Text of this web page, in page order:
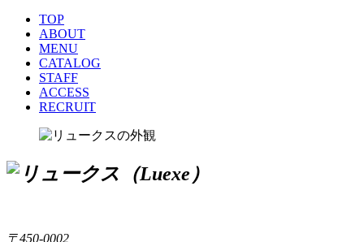
TOP
ABOUT
MENU
CATALOG
STAFF
ACCESS
RECRUIT
〒450-0002